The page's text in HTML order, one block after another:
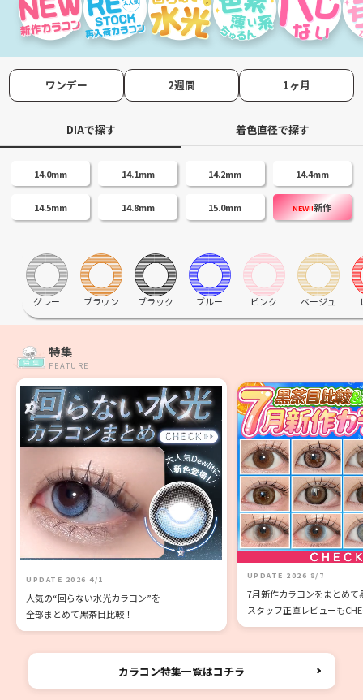
ワンデー 2週間 1ヶ月
DIAで探す 着色直径で探す
14.0mm 14.1mm 14.2mm 14.4mm
14.5mm 14.8mm 15.0mm NEW!!新作
グレー ブラウン ブラック ブルー ピンク ベージュ
特集
FEATURE
人気の“回らない水光カラコン”を
全部まとめて黒茶目比較！
UPDATE 2026 4/1
7月新作カラコンをまとめて
スタッフ正直レビューも
UPDATE 2026 8/7
カラコン特集一覧はコチラ